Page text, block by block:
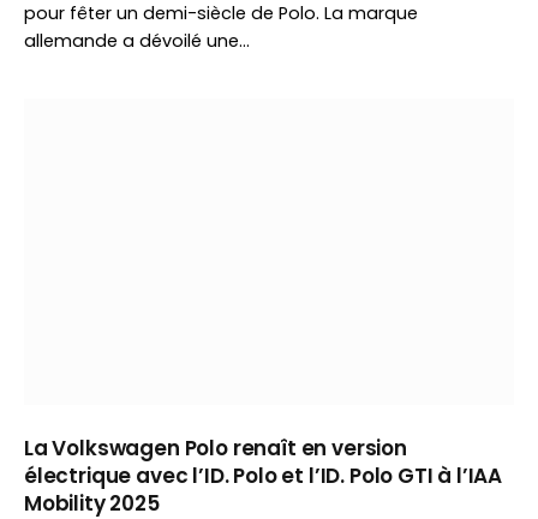
pour fêter un demi-siècle de Polo. La marque
allemande a dévoilé une…
La Volkswagen Polo renaît en version
électrique avec l’ID. Polo et l’ID. Polo GTI à l’IAA
Mobility 2025